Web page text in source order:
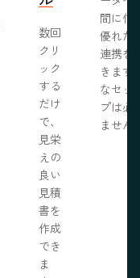
数回
クリ
ック
する
だけ
で、
見栄
えの
良い
見積
書を
作成
でき
ま
間に信
優れた
連携を
きます
なセッ
プは必
ません